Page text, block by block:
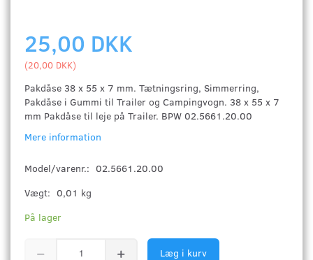
25,00 DKK
(20,00 DKK)
Pakdåse 38 x 55 x 7 mm. Tætningsring, Simmerring,
Pakdåse i Gummi til Trailer og Campingvogn. 38 x 55 x 7
mm Pakdåse til leje på Trailer. BPW 02.5661.20.00
Mere information
Model/varenr.: 02.5661.20.00
Vægt: 0,01 kg
På lager
Læg i kurv